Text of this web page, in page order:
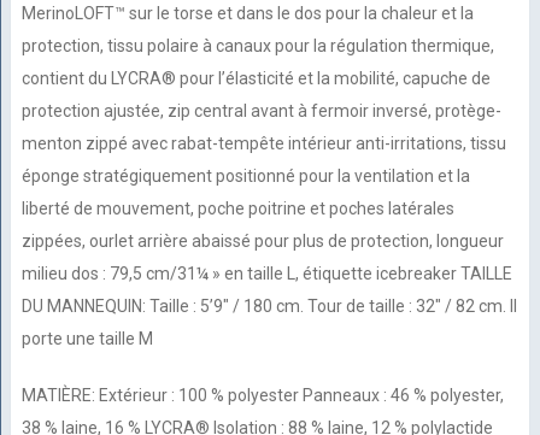
MerinoLOFT™ sur le torse et dans le dos pour la chaleur et la
protection, tissu polaire à canaux pour la régulation thermique,
contient du LYCRA® pour l’élasticité et la mobilité, capuche de
protection ajustée, zip central avant à fermoir inversé, protège-
menton zippé avec rabat-tempête intérieur anti-irritations, tissu
éponge stratégiquement positionné pour la ventilation et la
liberté de mouvement, poche poitrine et poches latérales
zippées, ourlet arrière abaissé pour plus de protection, longueur
milieu dos : 79,5 cm/31¼ » en taille L, étiquette icebreaker TAILLE
DU MANNEQUIN: Taille : 5’9″ / 180 cm. Tour de taille : 32″ / 82 cm. Il
porte une taille M
MATIÈRE: Extérieur : 100 % polyester Panneaux : 46 % polyester,
38 % laine, 16 % LYCRA® Isolation : 88 % laine, 12 % polylactide